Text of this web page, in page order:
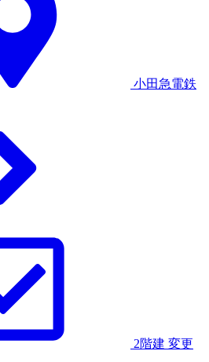
小田急電鉄
2階建 変更